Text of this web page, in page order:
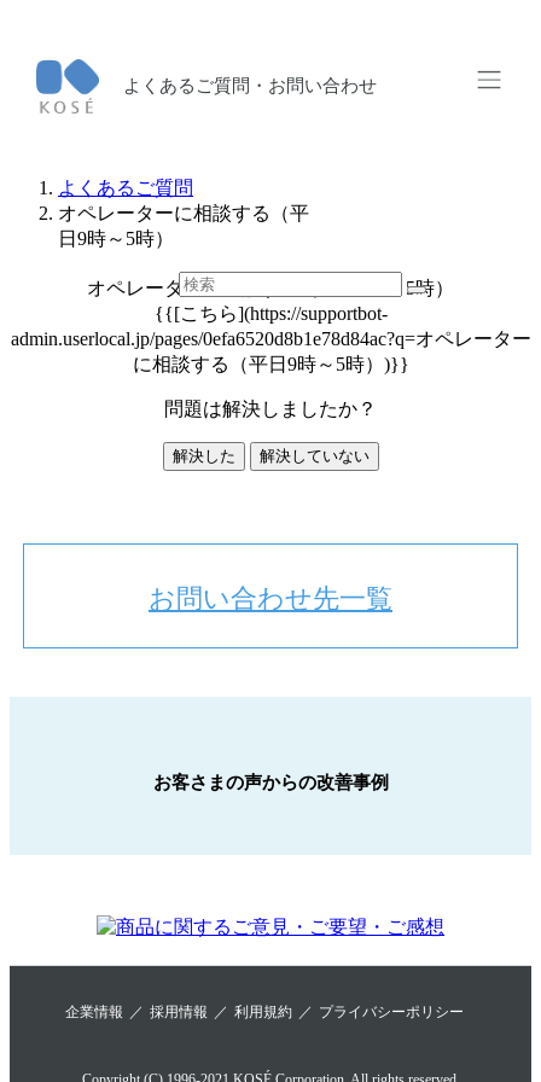
よくあるご質問・お問い合わせ
よくあるご質問
オペレーターに相談する（平
日9時～5時）
オペレーターに相談する（平日9時～5時）
{{[こちら](https://supportbot-
admin.userlocal.jp/pages/0efa6520d8b1e78d84ac?q=オペレーター
に相談する（平日9時～5時）)}}
問題は解決しましたか？
解決した 解決していない
お問い合わせ先一覧
お客さまの声からの改善事例
企業情報 採用情報 利用規約 プライバシーポリシー